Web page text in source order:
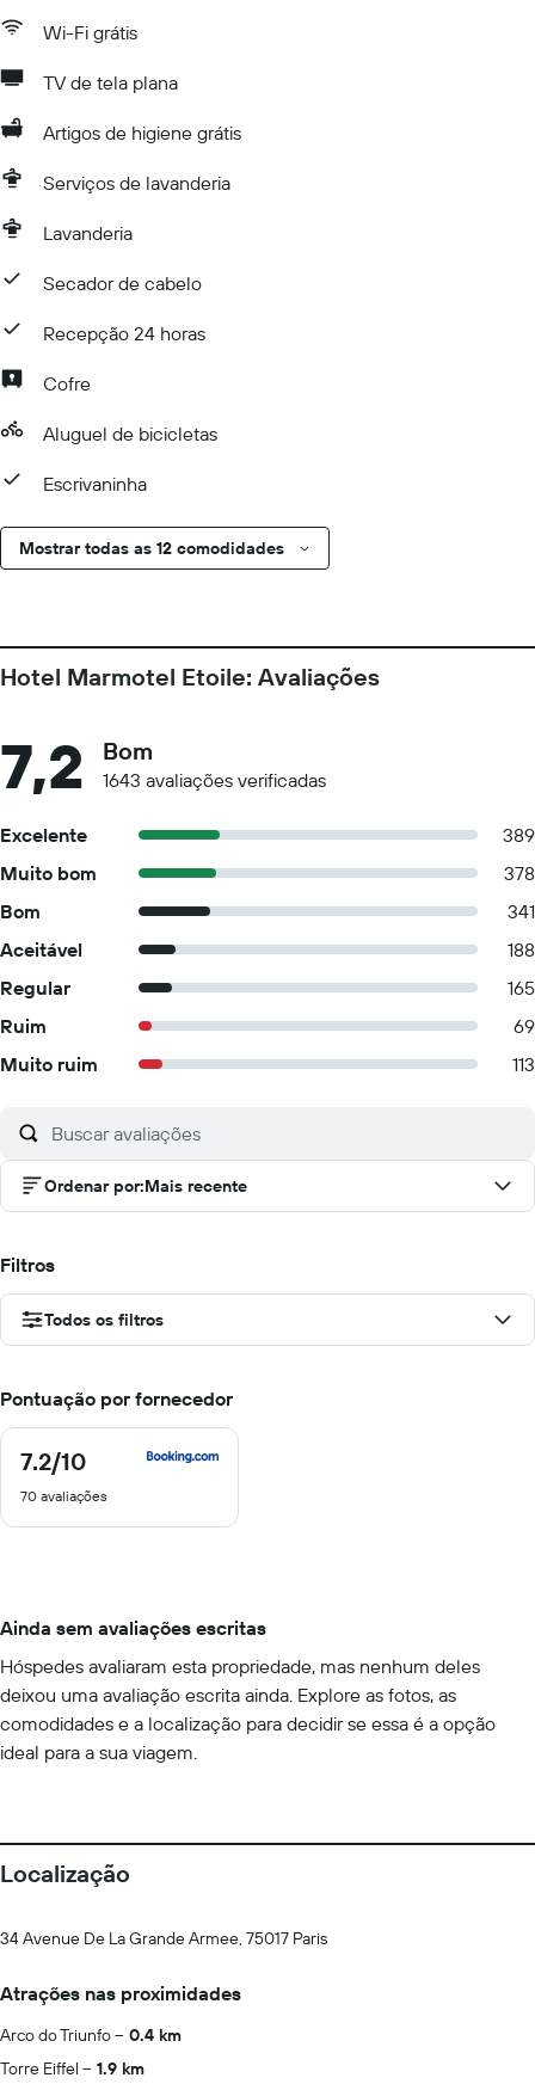
Wi-Fi grátis
TV de tela plana
Artigos de higiene grátis
Serviços de lavanderia
Lavanderia
Secador de cabelo
Recepção 24 horas
Cofre
Aluguel de bicicletas
Escrivaninha
Mostrar todas as 12 comodidades
Hotel Marmotel Etoile: Avaliações
7,2 Bom
1643 avaliações verificadas
Excelente
389
Muito bom
378
Bom
341
Aceitável
188
Regular
165
Ruim
69
Muito ruim
113
Ordenar por:Mais recente
Filtros
Todos os filtros
Pontuação por fornecedor
7.2/10
7.2
10
70 avaliações
Ainda sem avaliações escritas
Hóspedes avaliaram esta propriedade, mas nenhum deles
deixou uma avaliação escrita ainda. Explore as fotos, as
comodidades e a localização para decidir se essa é a opção
ideal para a sua viagem.
Localização
34 Avenue De La Grande Armee, 75017 Paris
Atrações nas proximidades
Arco do Triunfo
0.4 km
Torre Eiffel
1.9 km